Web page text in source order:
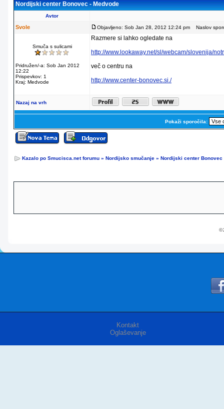
Nordijski center Bonovec - Medvode
Avtor
Svole Objavljeno: Sob Jan 28, 2012 12:24 pm Naslov
Smuča s sulicami
Pridružen/-a: Sob Jan 2012
12:22
Prispevkov: 1
Kraj: Medvode
Razmere si lahko ogledate na
http://www.lookaway.net/sl/webcam/slovenija/
več o centru na
http://www.center-bonovec.si./
Nazaj na vrh
Pokaži sporočila:
Kazalo po Smucisca.net forumu » Nordijsko smučanje » Nordijski center Bonovec
©
Kontakt
Oglaševanje